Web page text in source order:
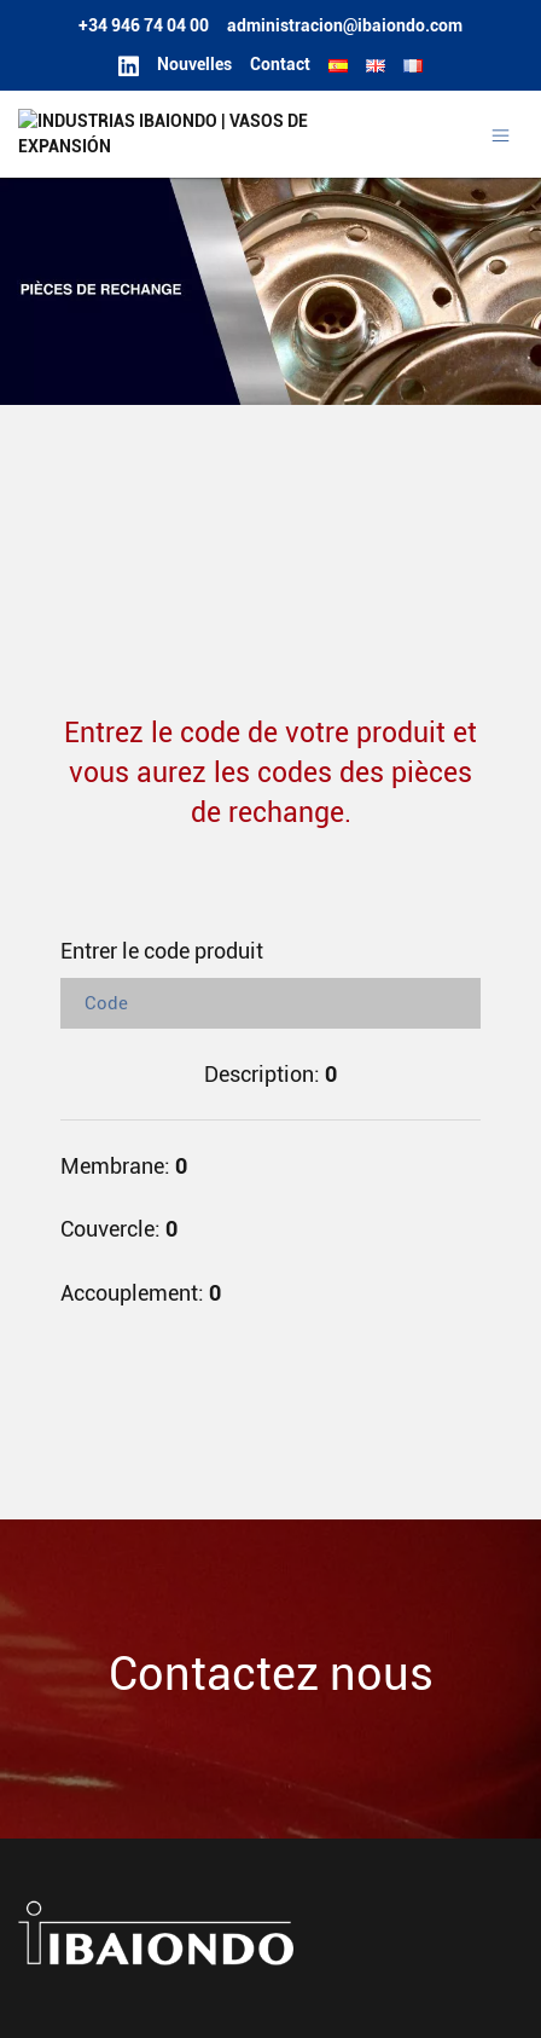
+34 946 74 04 00 administracion@ibaiondo.com
Nouvelles Contact
Entrez le code de votre produit et
vous aurez les codes des pièces
de rechange.
Entrer le code produit
Description: 0
Membrane: 0
Couvercle: 0
Accouplement: 0
Contactez nous